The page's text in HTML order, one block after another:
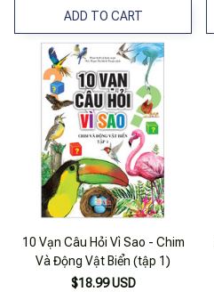
ADD TO CART
10 Vạn Câu Hỏi Vì Sao - Chim
Và Động Vật Biển (tập 1)
$18.99 USD